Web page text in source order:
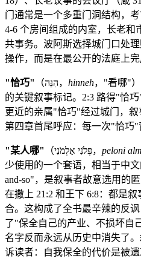
门通常是一个多重门洞结构，
4-6 个房间组成的内室，长老和
共事务。波阿斯选择城门口处
操作，而是在最公开的法庭上完
"恰巧" （הִנֵּה， hinneh，"看哪"
的关键叙事标记。2:3 路得"恰
更近的亲属"恰巧"经过城门，
第四章首尾呼应：每一次"恰巧"
"某人哪" （פְּלֹנִי אַלְמֹנִי， peloni
少使用的一个套语，相当于中
and-so"，是叙事者故意选用的
在撒上 21:2 和王下 6:8：都是
合。这构成了全书最辛辣的反
了"保全自己的产业、不损坏自
名字反而永远从历史中消失了
诉读者：自我保全的代价是被遗